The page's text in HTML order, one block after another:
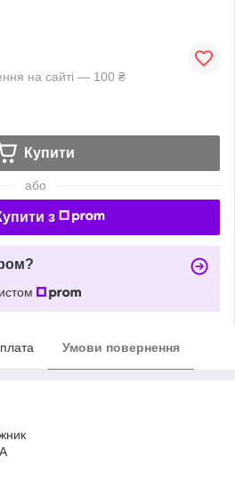
на сайті — 100 ₴
Купити
або
з
Умови повернення